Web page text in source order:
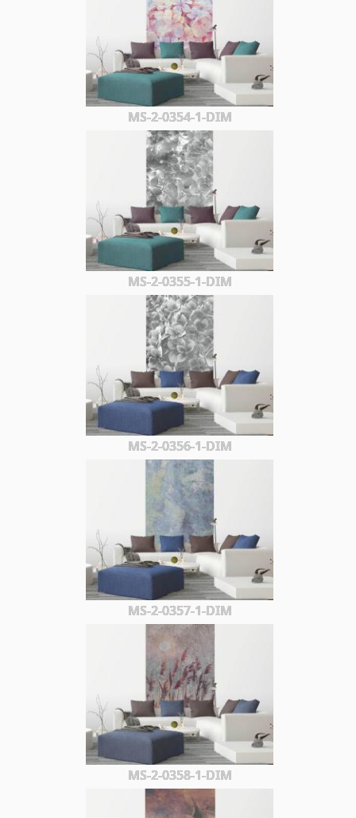
MS-2-0354-1-DIM
MS-2-0355-1-DIM
MS-2-0356-1-DIM
MS-2-0357-1-DIM
MS-2-0358-1-DIM